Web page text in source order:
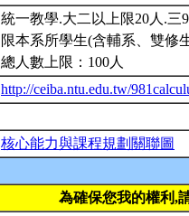
統一教學.大二以上限20人.三
限本系所學生(含輔系、雙修
總人數上限：100人
http://ceiba.ntu.edu.tw/
核心能力與課程規劃關聯圖
為確保您我的權利,